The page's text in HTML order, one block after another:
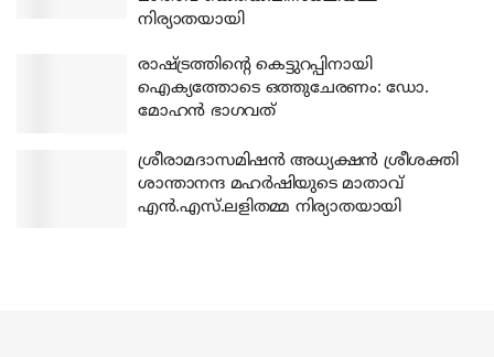
നിര്യാതയായി
രാഷ്ട്രത്തിന്റെ കെട്ടുറപ്പിനായി
ഐക്യത്തോടെ ഒത്തുചേരണം: ഡോ.
മോഹന്‍ ഭാഗവത്
ശ്രീരാമദാസമിഷന്‍ അധ്യക്ഷന്‍ ശ്രീശക്തി
ശാന്താനന്ദ മഹര്‍ഷിയുടെ മാതാവ്
എന്‍.എസ്.ലളിതമ്മ നിര്യാതയായി